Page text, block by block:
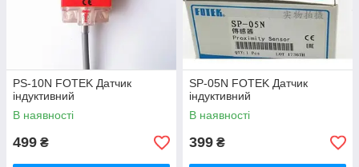
PS-10N FOTEK Датчик
індуктивний
В наявності
499 ₴
SP-05N FOTEK Датчик
індуктивний
В наявності
399 ₴